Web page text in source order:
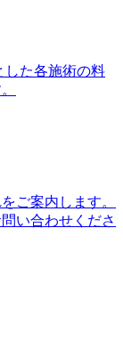
した各施術の料
ご案内します。
い合わせくださ